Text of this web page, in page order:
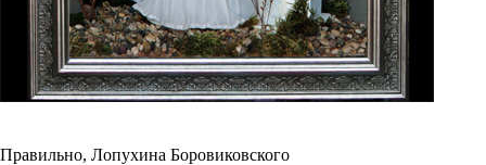
Правильно, Лопухина Боровиковского